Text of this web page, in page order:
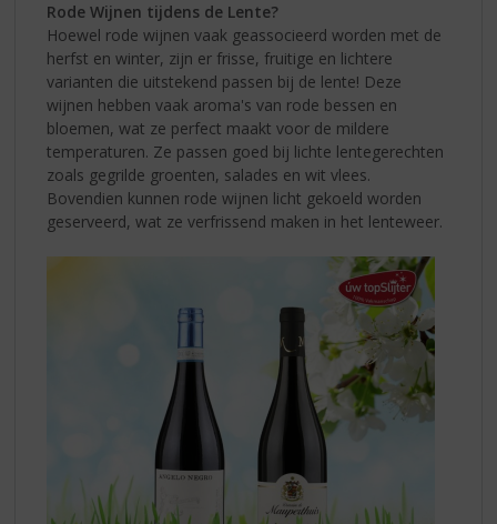
Rode Wijnen tijdens de Lente?
Hoewel rode wijnen vaak geassocieerd worden met de
herfst en winter, zijn er frisse, fruitige en lichtere
varianten die uitstekend passen bij de lente! Deze
wijnen hebben vaak aroma's van rode bessen en
bloemen, wat ze perfect maakt voor de mildere
temperaturen. Ze passen goed bij lichte lentegerechten
zoals gegrilde groenten, salades en wit vlees.
Bovendien kunnen rode wijnen licht gekoeld worden
geserveerd, wat ze verfrissend maken in het lenteweer.